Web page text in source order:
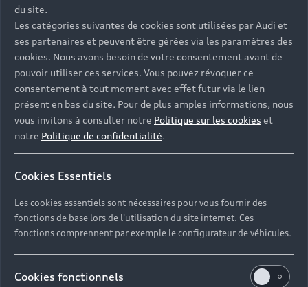
du site.
Les catégories suivantes de cookies sont utilisées par Audi et
ses partenaires et peuvent être gérées via les paramètres des
cookies. Nous avons besoin de votre consentement avant de
pouvoir utiliser ces services. Vous pouvez révoquer ce
consentement à tout moment avec effet futur via le lien
présent en bas du site. Pour de plus amples informations, nous
vous invitons à consulter notre Politique sur les cookies et
notre Politique de confidentialité.
Cookies Essentiels
Les cookies essentiels sont nécessaires pour vous fournir des
fonctions de base lors de l'utilisation du site internet. Ces
fonctions comprennent par exemple le configurateur de véhicules.
Cookies fonctionnels
Devis et prendre rendez-vous en ligne